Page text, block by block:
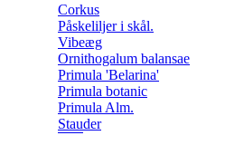
Corkus
Påskeliljer i skål.
Vibeæg
Ornithogalum balansae
Primula 'Belarina'
Primula botanic
Primula Alm.
Stauder